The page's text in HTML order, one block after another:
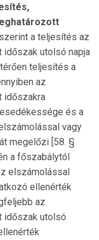
a teljesítés az
utolsó napja
teljesítés a
az
időszakra
és a
vagy
megelőzi [58. §
a főszabálytól
elszámolással
ellenérték
az
időszak utolsó